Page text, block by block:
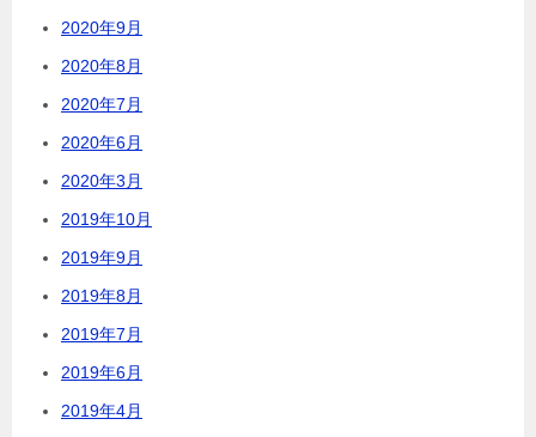
2020年9月
2020年8月
2020年7月
2020年6月
2020年3月
2019年10月
2019年9月
2019年8月
2019年7月
2019年6月
2019年4月